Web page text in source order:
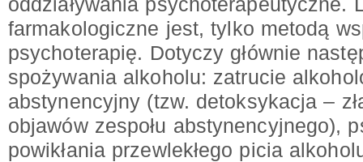
farmakologiczne jest, tylko metodą
psychoterapię. Dotyczy głównie
spożywania alkoholu: zatrucie
abstynencyjny (tzw. detoksykacja –
objawów zespołu abstynencyjnego),
powikłania przewlekłego picia